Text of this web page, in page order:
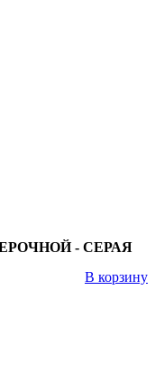
- СЕРАЯ
В корзину